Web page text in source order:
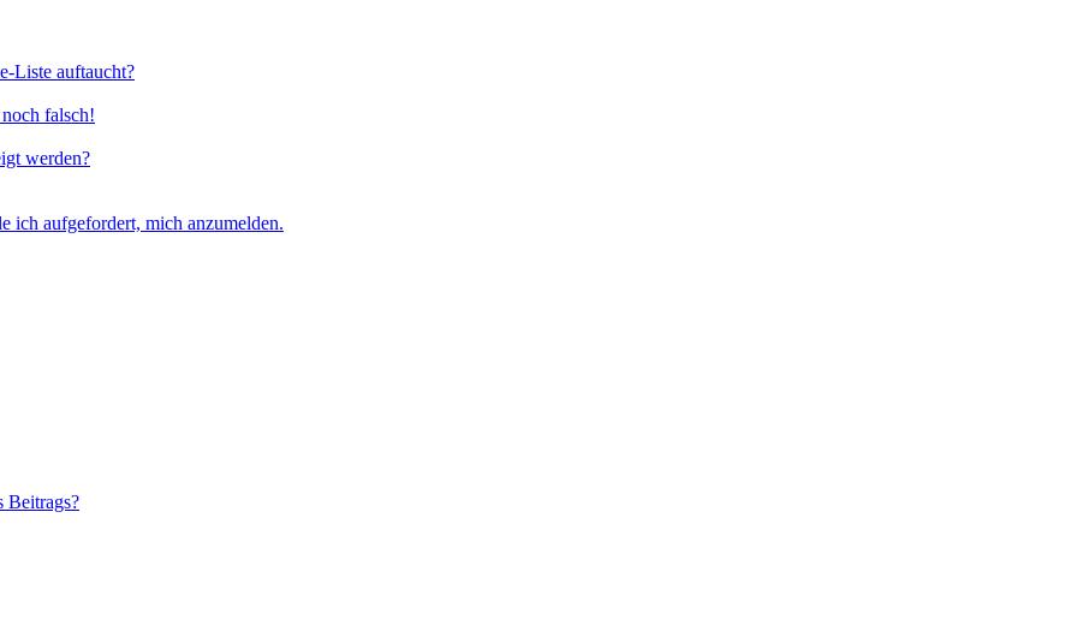
Liste auftaucht?
falsch!
werden?
ich aufgefordert, mich anzumelden.
Beitrags?